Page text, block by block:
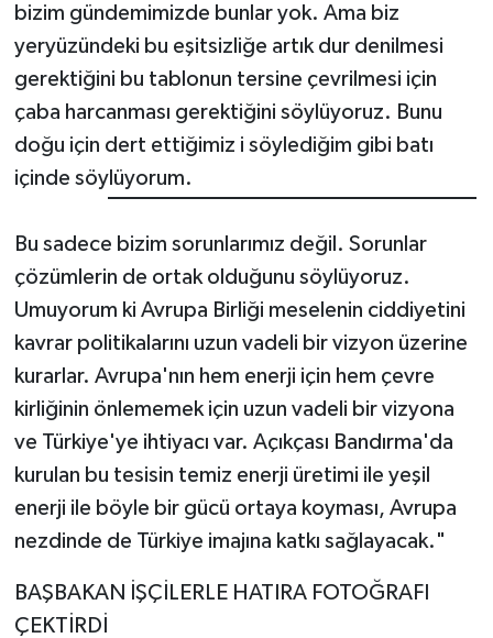
bizim gündemimizde bunlar yok. Ama biz
yeryüzündeki bu eşitsizliğe artık dur denilmesi
gerektiğini bu tablonun tersine çevrilmesi için
çaba harcanması gerektiğini söylüyoruz. Bunu
doğu için dert ettiğimiz i söylediğim gibi batı
içinde söylüyorum.
Bu sadece bizim sorunlarımız değil. Sorunlar
çözümlerin de ortak olduğunu söylüyoruz.
Umuyorum ki Avrupa Birliği meselenin ciddiyetini
kavrar politikalarını uzun vadeli bir vizyon üzerine
kurarlar. Avrupa'nın hem enerji için hem çevre
kirliğinin önlememek için uzun vadeli bir vizyona
ve Türkiye'ye ihtiyacı var. Açıkçası Bandırma'da
kurulan bu tesisin temiz enerji üretimi ile yeşil
enerji ile böyle bir gücü ortaya koyması, Avrupa
nezdinde de Türkiye imajına katkı sağlayacak."
BAŞBAKAN İŞÇİLERLE HATIRA FOTOĞRAFI
ÇEKTİRDİ